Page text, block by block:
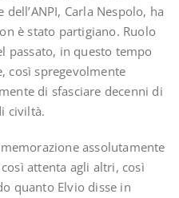
Carla Nespolo, ha
è stato partigiano. Ruolo
passato, in questo tempo
così spregevolmente
di sfasciare decenni di
civiltà.
assolutamente
attenta agli altri, così
quanto Elvio disse in